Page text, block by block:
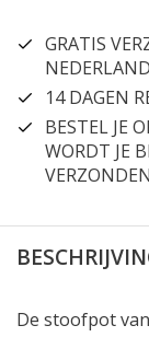
GRATIS
NEDERLAND
14 DAGEN
BESTEL JE
WORDT JE
VERZONDEN
De stoofpot